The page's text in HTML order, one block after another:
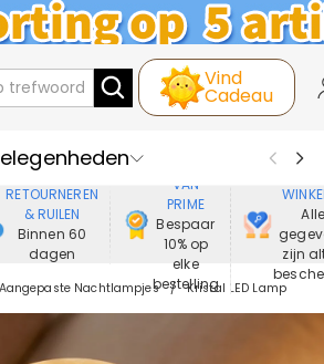
Vind
Cadeau
Best Verkochte
Kleding
RETOURNEREN
& RUILEN
Binnen 60
dagen
VAN
PRIME
Bespaar
10% op
elke
bestelling
Alle
zijn
Aangepaste Nachtlampjes Kristal LED Lamp